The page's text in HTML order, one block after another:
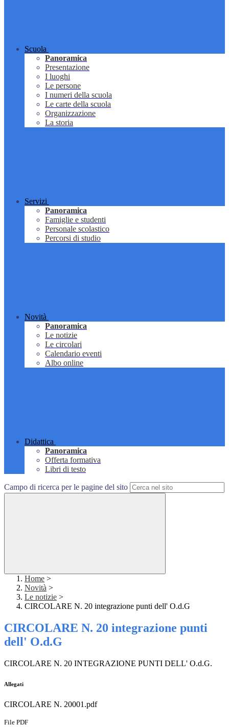
Scuola
Panoramica
Presentazione
I luoghi
Le persone
I numeri della scuola
Le carte della scuola
Organizzazione
La storia
Servizi
Panoramica
Famiglie e studenti
Personale scolastico
Percorsi di studio
Novità
Panoramica
Le notizie
Le circolari
Calendario eventi
Albo online
Didattica
Panoramica
Offerta formativa
Libri di testo
Campo di ricerca per le pagine del sito
Home >
Novità >
Le notizie >
CIRCOLARE N. 20 integrazione punti dell' O.d.G
CIRCOLARE N. 20 integrazione punti
dell' O.d.G
CIRCOLARE N. 20 INTEGRAZIONE PUNTI DELL' O.d.G.
Allegati
CIRCOLARE N. 20001.pdf
File PDF